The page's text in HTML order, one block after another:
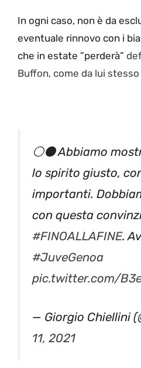
In ogni caso, non è da
eventuale rinnovo con i
che in estate ”perderà”
Buffon, come da lui
⚪️⚫️ Abbiamo
lo spirito giusto,
importanti.
con questa
#FINOALLAFINE.
#JuveGenoa
pic.twitter.com/
— Giorgio Chiellini
11, 2021